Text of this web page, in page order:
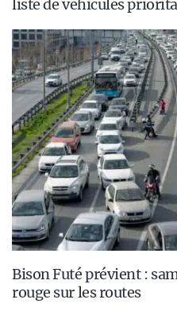
liste de véhicules
Bison Futé prévient :
rouge sur les routes